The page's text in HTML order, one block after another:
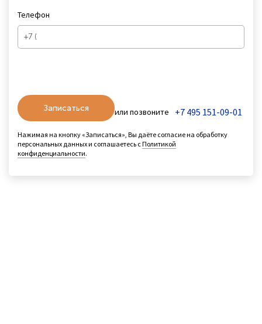
Телефон
Записаться или позвоните +7 495 151-09-01
Нажимая на кнопку «Записаться», Вы даёте согласие на обработку
персональных данных и соглашаетесь сПолитикой
конфиденциальности.